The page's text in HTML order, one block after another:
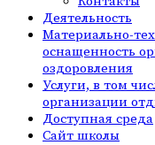
Деятельность
Материально-
оснащенность
оздоровления
Услуги, в том
организации
Доступная среда
Сайт школы